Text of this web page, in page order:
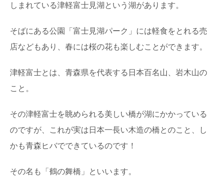
しまれている津軽富士見湖という湖があります。
そばにある公園「富士見湖パーク」には軽食をとれる売
店などもあり、春には桜の花も楽しむことができます。
津軽富士とは、青森県を代表する日本百名山、岩木山の
こと。
その津軽富士を眺められる美しい橋が湖にかかっている
のですが、これが実は日本一長い木造の橋とのこと、し
かも青森ヒバでできているのです！
その名も「鶴の舞橋」といいます。